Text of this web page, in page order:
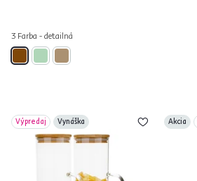
3 Farba - detailná
Výpredaj Vynáška Akcia